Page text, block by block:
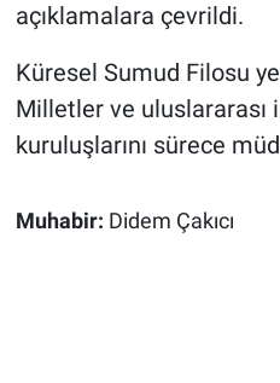
açıklamalara çevrildi.
Küresel Sumud Filosu
Milletler ve uluslararası
kuruluşlarını sürece
Muhabir: Didem Çakıcı